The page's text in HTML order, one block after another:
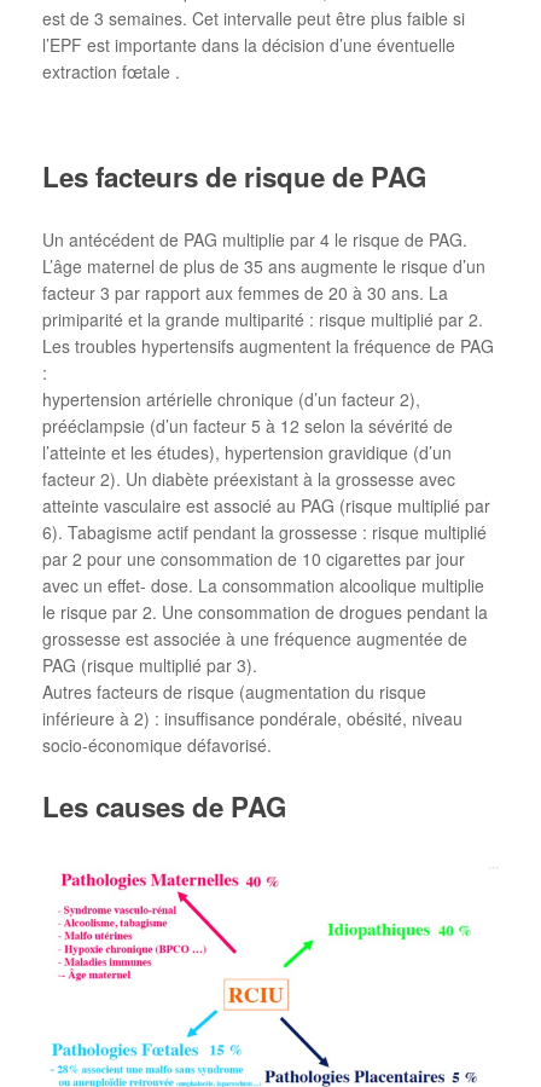
est de 3 semaines. Cet intervalle peut être plus faible si
l’EPF est importante dans la décision d’une éventuelle
extraction fœtale .
Les facteurs de risque de PAG
Un antécédent de PAG multiplie par 4 le risque de PAG.
L’âge maternel de plus de 35 ans augmente le risque d’un
facteur 3 par rapport aux femmes de 20 à 30 ans. La
primiparité et la grande multiparité : risque multiplié par 2.
Les troubles hypertensifs augmentent la fréquence de PAG
:
hypertension artérielle chronique (d’un facteur 2),
prééclampsie (d’un facteur 5 à 12 selon la sévérité de
l’atteinte et les études), hypertension gravidique (d’un
facteur 2). Un diabète préexistant à la grossesse avec
atteinte vasculaire est associé au PAG (risque multiplié par
6). Tabagisme actif pendant la grossesse : risque multiplié
par 2 pour une consommation de 10 cigarettes par jour
avec un effet- dose. La consommation alcoolique multiplie
le risque par 2. Une consommation de drogues pendant la
grossesse est associée à une fréquence augmentée de
PAG (risque multiplié par 3).
Autres facteurs de risque (augmentation du risque
inférieure à 2) : insuffisance pondérale, obésité, niveau
socio-économique défavorisé.
Les causes de PAG